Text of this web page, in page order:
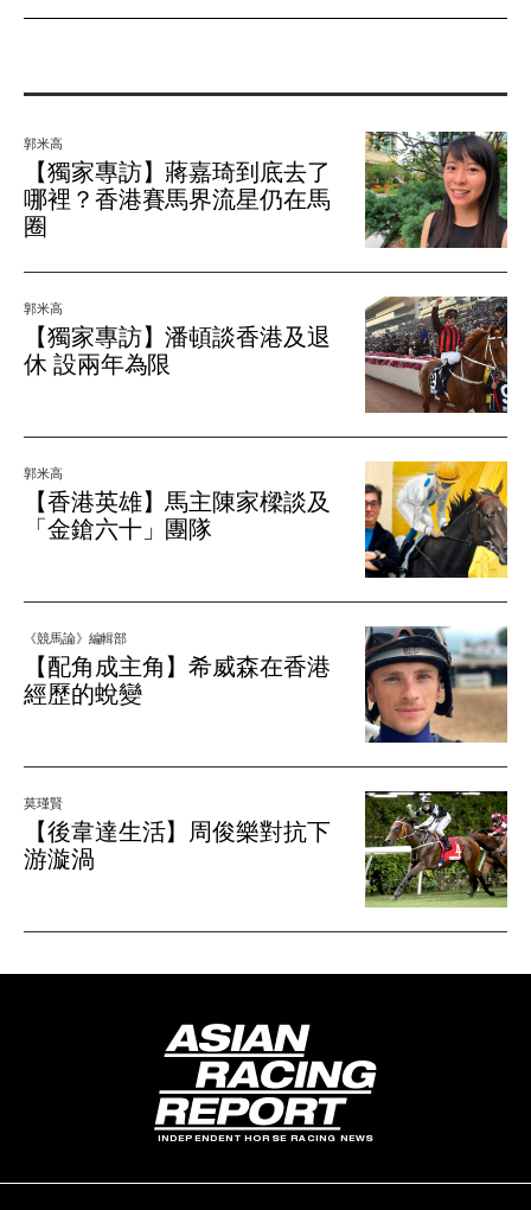
郭米高
【獨家專訪】蔣嘉琦到底去了
哪裡？香港賽馬界流星仍在馬
圈
郭米高
【獨家專訪】潘頓談香港及退
休 設兩年為限
郭米高
【香港英雄】馬主陳家樑談及
「金鎗六十」團隊
《競馬論》編輯部
【配角成主角】希威森在香港
經歷的蛻變
莫瑾賢
【後韋達生活】周俊樂對抗下
游漩渦
INDEPENDENT HORSE RACING NEWS